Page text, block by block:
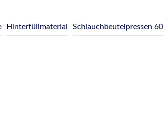
Hinterfüllmaterial Schlauchbeutelpressen